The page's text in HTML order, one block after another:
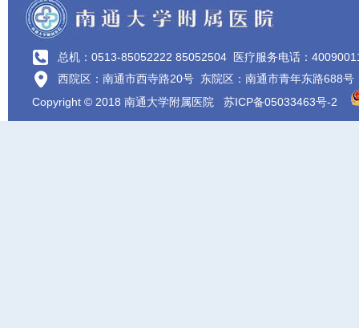
总机：0513-85052222 85052504 医疗服务电话：
西院区：南通市西寺路20号 东院区：南通市青年东路688号
Copyright © 2018 南通大学附属医院 苏ICP备05033463号-2